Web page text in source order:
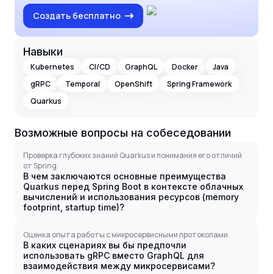
Создать бесплатно
Навыки
Kubernetes CI/CD GraphQL Docker
Java
gRPC
Temporal OpenShift
Spring Framework
Quarkus
Возможные вопросы на собеседовании
Проверка глубоких знаний Quarkus и понимания его отличий
от Spring.
В чем заключаются основные преимущества
Quarkus перед Spring Boot в контексте облачных
вычислений и использования ресурсов (memory
footprint, startup time)?
Оценка опыта работы с микросервисными протоколами.
В каких сценариях вы бы предпочли
использовать gRPC вместо GraphQL для
взаимодействия между микросервисами?